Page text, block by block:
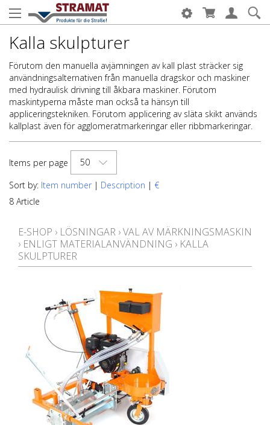
Kalla skulpturer
Förutom den manuella avjämningen av kall plast sträcker sig
användningsalternativen från manuella dragskor och maskiner
med hydraulisk drivning till åkbara maskiner. Förutom
maskintyperna måste man också ta hänsyn till
appliceringstekniken. Förutom applicering av släta skikt används
kallplast även för agglomeratmarkeringar eller ribbmarkeringar.
Items per page
50
Sort by: Item number | Description | €
8 Article
E-SHOP › LÖSNINGAR ›VAL AV MÄRKNINGSMASKIN
› ENLIGT MATERIALANVÄNDNING › KALLA
SKULPTURER